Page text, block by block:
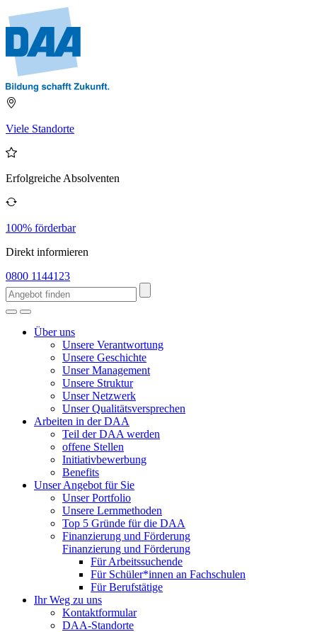
Viele Standorte
Erfolgreiche Absolventen
100% förderbar
Direkt informieren
0800 1144123
Über uns
Unsere Verantwortung
Unsere Geschichte
Unser Management
Unsere Struktur
Unser Netzwerk
Unser Qualitätsversprechen
Arbeiten in der DAA
Teil der DAA werden
offene Stellen
Initiativbewerbung
Benefits
Unser Angebot für Sie
Unser Portfolio
Unsere Lernmethoden
Top 5 Gründe für die DAA
Finanzierung und Förderung
Finanzierung und Förderung
Für Arbeitssuchende
Für Schüler*innen an Fachschulen
Für Berufstätige
Ihr Weg zu uns
Kontaktformular
DAA-Standorte